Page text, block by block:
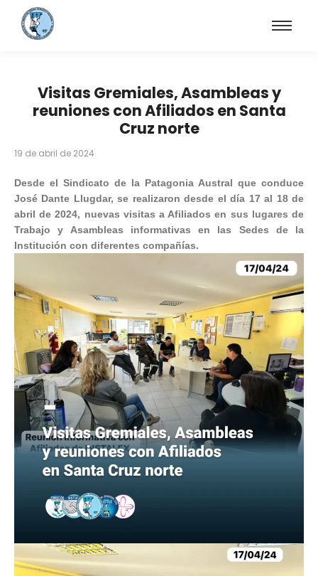
Visitas Gremiales, Asambleas y
reuniones con Afiliados en Santa
Cruz norte
19 de abril de 2024
Desde el Sindicato de la Patagonia Austral que conduce
José Dante Llugdar, se realizaron desde el día 17 al 18 de
abril de 2024, nuevas visitas a Afiliados en sus lugares de
Trabajo y Asambleas informativas en las Sedes de la
Institución con diferentes compañías.